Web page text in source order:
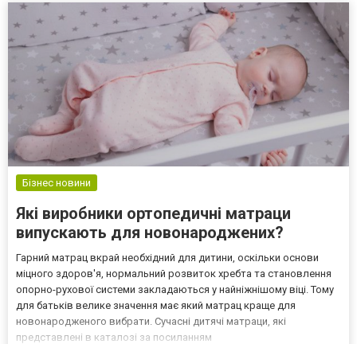
производители сантехники. Акрил...
Бізнес новини
Які виробники ортопедичні матраци
випускають для новонароджених?
Гарний матрац вкрай необхідний для дитини, оскільки основи
міцного здоров'я, нормальний розвиток хребта та становлення
опорно-рухової системи закладаються у найніжнішому віці. Тому
для батьків велике значення має який матрац краще для
новонародженого вибрати. Сучасні дитячі матраци, які
представлені в каталозі за посиланням